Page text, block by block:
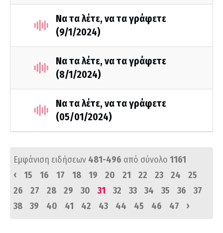
Να τα λέτε, να τα γράφετε
(9/1/2024)
Να τα λέτε, να τα γράφετε
(8/1/2024)
Να τα λέτε, να τα γράφετε
(05/01/2024)
Εμφάνιση ειδήσεων 481-496 από σύνολο 1161
‹
15 16 17 18 19 20 21 22 23 24
25
26
27 28 29 30 31 32 33 34 35 36
37
38
39 40 41 42 43 44 45 46 47 ›